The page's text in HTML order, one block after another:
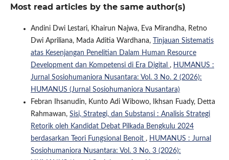
Most read articles by the same author(s)
Andini Dwi Lestari, Khairun Najwa, Eva Mirandha, Retno
Dwi Apriliana, Mada Aditia Wardhana,
Tinjauan Sistematis
atas Kesenjangan Penelitian Dalam Human Resource
Development dan Kompetensi di Era Digital , HUMANUS :
Jurnal Sosiohumaniora Nusantara: Vol. 3 No. 2 (2026):
HUMANUS (Jurnal Sosiohumaniora Nusantara)
Febran Ihsanudin, Kunto Adi Wibowo, Ikhsan Fuady, Detta
Rahmawan, Sisi, Strategi, dan Substansi : Analisis Strategi
Retorik oleh Kandidat Debat Pilkada Bengkulu 2024
berdasarkan Teori Fungsional Benoit , HUMANUS : Jurnal
Sosiohumaniora Nusantara: Vol. 3 No. 3 (2026):